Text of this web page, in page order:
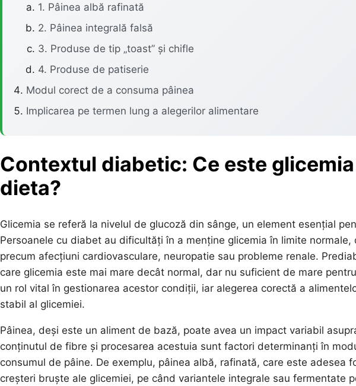
1. Pâinea albă rafinată
2. Pâinea integrală falsă
3. Produse de tip „toast” și chifle
4. Produse de patiserie
Modul corect de a consuma pâinea
Implicarea pe termen lung a alegerilor alimentare
Contextul diabetic: Ce este
dieta?
Glicemia se referă la nivelul de glucoză din sânge, un element esențial
Persoanele cu diabet au dificultăți în a menține glicemia în limite
precum afecțiuni cardiovasculare, neuropatie sau probleme renale.
care glicemia este mai mare decât normal, dar nu suficient de mare
un rol vital în gestionarea acestor condiții, iar alegerea corectă a
stabil al glicemiei.
Pâinea, deși este un aliment de bază, poate avea un impact variabil
conținutul de fibre și procesarea acestuia sunt factori determinanți în
consumul de pâine. De exemplu, pâinea albă, rafinată, care este adesea
creșteri bruște ale glicemiei, pe când variantele integrale sau fermentate